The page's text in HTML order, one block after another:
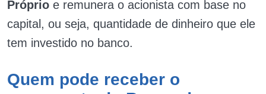
Próprio e remunera o acionista com base no
capital, ou seja, quantidade de dinheiro que ele
tem investido no banco.
Quem pode receber o